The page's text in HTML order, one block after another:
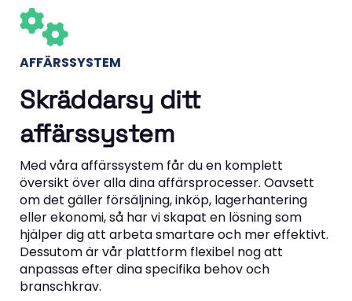
AFFÄRSSYSTEM
Skräddarsy ditt
affärssystem
Med våra affärssystem får du en komplett
översikt över alla dina affärsprocesser. Oavsett
om det gäller försäljning, inköp, lagerhantering
eller ekonomi, så har vi skapat en lösning som
hjälper dig att arbeta smartare och mer effektivt.
Dessutom är vår plattform flexibel nog att
anpassas efter dina specifika behov och
branschkrav.